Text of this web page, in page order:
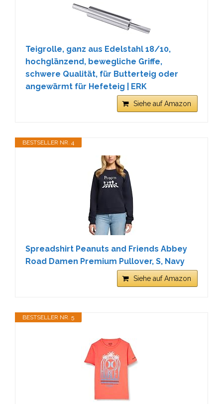
Teigrolle, ganz aus Edelstahl 18/10,
hochglänzend, bewegliche Griffe,
schwere Qualität, für Butterteig oder
angewärmt für Hefeteig | ERK
Siehe auf Amazon
BESTSELLER NR. 4
Spreadshirt Peanuts and Friends Abbey
Road Damen Premium Pullover, S, Navy
Siehe auf Amazon
BESTSELLER NR. 5